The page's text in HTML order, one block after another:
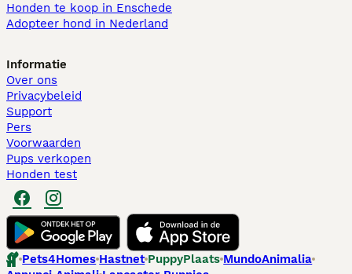
Honden te koop in Enschede
Adopteer hond in Nederland
Informatie
Over ons
Privacybeleid
Support
Pers
Voorwaarden
Pups verkopen
Honden test
Pets4Homes Hastnet PuppyPlaats MundoAnimalia